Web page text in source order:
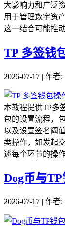
大影响力和广泛
用于管理数字资
这一结合可能推
TP 多签钱
2026-07-17 | 作者:
本教程提供TP多
包的设置流程，
以及设置签名阈
类操作，如发起
述每个环节的操
Dog币与
2026-07-17 | 作者: